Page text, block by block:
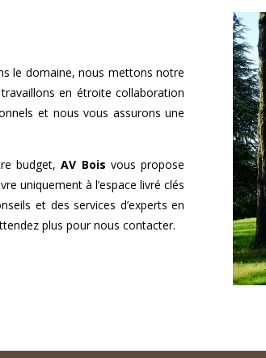
le domaine, nous mettons notre
en étroite collaboration
et nous vous assurons une
budget,AV Bois vous propose
uniquement à l’espace livré clés
et des services d’experts en
plus pour nous contacter.